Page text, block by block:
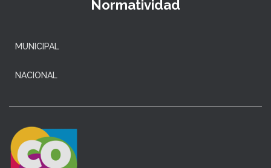
Normatividad
MUNICIPAL
NACIONAL